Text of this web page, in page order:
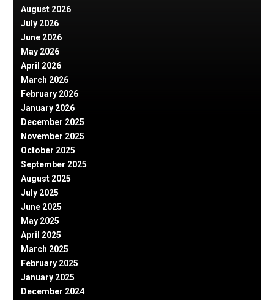
August 2026
July 2026
June 2026
May 2026
April 2026
March 2026
February 2026
January 2026
December 2025
November 2025
October 2025
September 2025
August 2025
July 2025
June 2025
May 2025
April 2025
March 2025
February 2025
January 2025
December 2024